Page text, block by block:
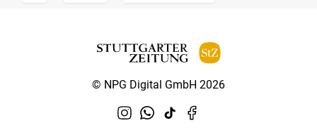
© NPG Digital GmbH 2026